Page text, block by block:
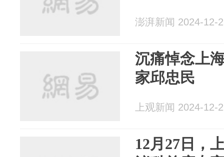
澎湃新闻 2024-12-
沉痛悼念上
家邱忠民
上观新闻 2024-12-
12月27日，